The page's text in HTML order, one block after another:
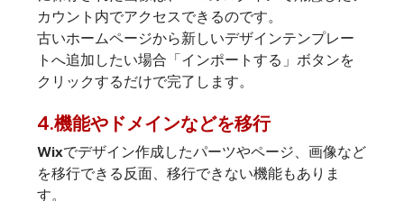
カウント内でアクセスできるのです。
古いホームページから新しいデザインテンプレー
トへ追加したい場合「インポートする」ボタンを
クリックするだけで完了します。
4.機能やドメインなどを移行
Wixでデザイン作成したパーツやページ、画像など
を移行できる反面、移行できない機能もありま
す。